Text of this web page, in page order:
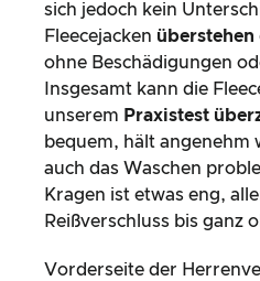
sich jedoch kein
Fleecejacken überstehen
ohne Beschädigungen
Insgesamt kann die
unserem Praxistest
bequem, hält angenehm
auch das Waschen
Kragen ist etwas eng,
Reißverschluss bis ganz
Vorderseite der